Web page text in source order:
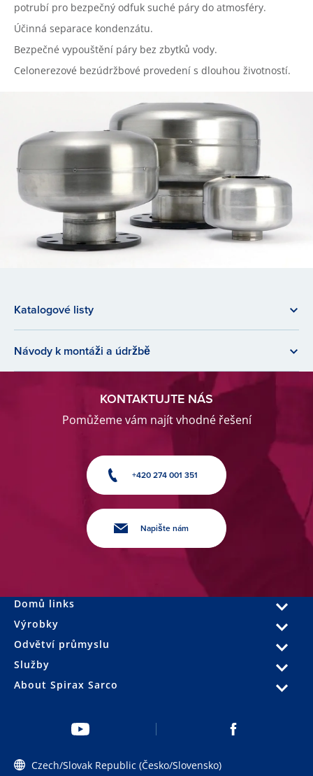
potrubí pro bezpečný odfuk suché páry do atmosféry.
Účinná separace kondenzátu.
Bezpečné vypouštění páry bez zbytků vody.
Celonerezové bezúdržbové provedení s dlouhou životností.
Katalogové listy
Návody k montáži a údržbě
KONTAKTUJTE NÁS
Pomůžeme vám najít vhodné řešení
+420 274 001 351
Napište nám
Domů links
Výrobky
Odvětví průmyslu
Služby
About Spirax Sarco
Czech/Slovak Republic (Česko/Slovensko)